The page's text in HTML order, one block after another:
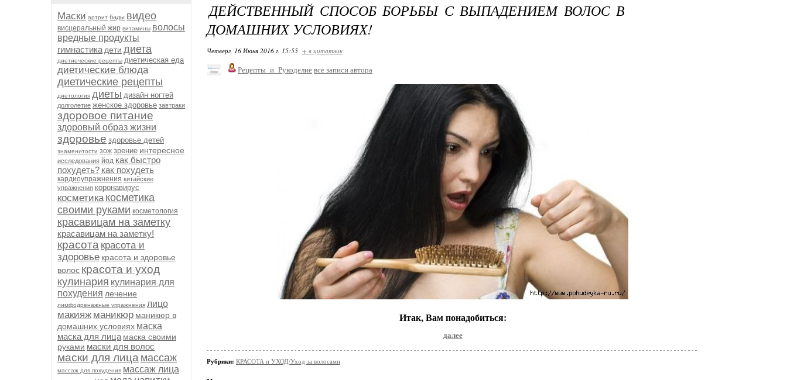
Маски артрит бады видео
висцеральный жир витамины волосы
вредные продукты
гимнастика дети диета
диетиеческие рецепты диетическая еда
диетические блюда
диетические рецепты
диетология диеты дизайн ногтей
долголетие женское здоровье завтраки
здоровое питание
здоровый образ жизни
здоровье здоровье детей
знаменитости зож зрение интересное
исследования йод как быстро
похудеть? как похудеть
кардиоупражнения китайские
упражнения коронавирус
косметика косметика
своими руками косметология
красавицам на заметку
красавицам на заметку!
красота красота и
здоровье красота и здоровье
волос красота и уход
кулинария кулинария для
похудения лечение
лимфодренажные упражнения лицо
макияж маникюр маникюр в
домашних условиях маска
маска для лица маска своими
руками маски для волос
маски для лица массаж
массаж для похудения массаж лица
ДЕЙСТВЕННЫЙ СПОСОБ БОРЬБЫ С ВЫПАДЕНИЕМ ВОЛОС В
ДОМАШНИХ УСЛОВИЯХ!
Четверг, 16 Июня 2016 г. 15:55 + в цитатник
Рецепты_и_Рукоделие все записи автора
Итак, Вам понадобиться:
далее
Рубрики: КРАСОТА и УХОД/Уход за волосами